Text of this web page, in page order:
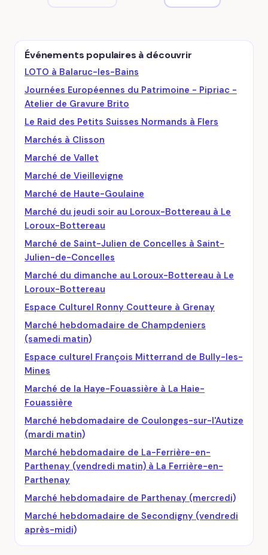
Événements populaires à découvrir
LOTO à Balaruc-les-Bains
Journées Européennes du Patrimoine - Pipriac -
Atelier de Gravure Brito
Le Raid des Petits Suisses Normands à Flers
Marchés à Clisson
Marché de Vallet
Marché de Vieillevigne
Marché de Haute-Goulaine
Marché du jeudi soir au Loroux-Bottereau à Le
Loroux-Bottereau
Marché de Saint-Julien de Concelles à Saint-
Julien-de-Concelles
Marché du dimanche au Loroux-Bottereau à Le
Loroux-Bottereau
Espace Culturel Ronny Coutteure à Grenay
Marché hebdomadaire de Champdeniers
(samedi matin)
Espace culturel François Mitterrand de Bully-les-
Mines
Marché de la Haye-Fouassière à La Haie-
Fouassière
Marché hebdomadaire de Coulonges-sur-l'Autize
(mardi matin)
Marché hebdomadaire de La-Ferrière-en-
Parthenay (vendredi matin) à La Ferrière-en-
Parthenay
Marché hebdomadaire de Parthenay (mercredi)
Marché hebdomadaire de Secondigny (vendredi
après-midi)